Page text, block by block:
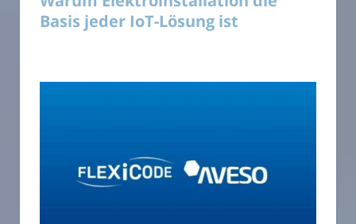
Basis jeder IoT-Lösung ist